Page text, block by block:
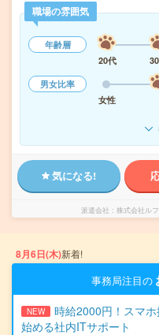
職場の雰囲気
年齢層
20代
男女比率
女性
気になる!
派遣会社 株式会社ル
8月6日(木)新着!
事務局注目の
NEW
時給2000円！スマ
始める社内ITサポート